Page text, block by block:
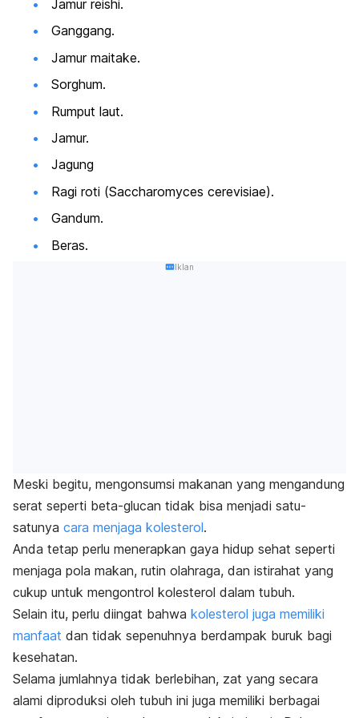
Jamur reishi.
Ganggang.
Jamur maitake.
Sorghum.
Rumput laut.
Jamur.
Jagung
Ragi roti (Saccharomyces cerevisiae).
Gandum.
Beras.
Iklan
Meski begitu, mengonsumsi makanan yang mengandung
serat seperti beta-glucan tidak bisa menjadi satu-
satunya cara menjaga kolesterol.
Anda tetap perlu menerapkan gaya hidup sehat seperti
menjaga pola makan, rutin olahraga, dan istirahat yang
cukup untuk mengontrol kolesterol dalam tubuh.
Selain itu, perlu diingat bahwa kolesterol juga memiliki
manfaat dan tidak sepenuhnya berdampak buruk bagi
kesehatan.
Selama jumlahnya tidak berlebihan, zat yang secara
alami diproduksi oleh tubuh ini juga memiliki berbagai